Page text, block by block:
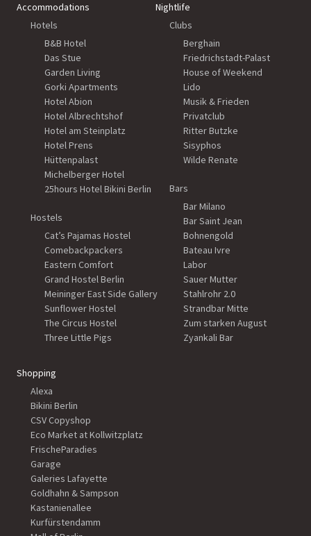
Accommodations
Hotels
B&B Hotel
Das Stue
Garden Living
Gorki Apartments
Hotel Abion
Hotel Albrechtshof
Hotel am Steinplatz
Hotel Prens
Hüttenpalast
Michelberger Hotel
25hours Hotel Bikini Berlin
Hostels
Cat’s Pajamas Hostel
Comebackpackers
Eastern Comfort
Grand Hostel Berlin
Meininger East Side Gallery
Sunflower Hostel
The Circus Hostel
Three Little Pigs
Nightlife
Clubs
Berghain
Friedrichstadt-Palast
House of Weekend
Lido
Musik & Frieden
Privatclub
Ritter Butzke
Sisyphos
Wilde Renate
Bars
Bar Milano
Bar Saint Jean
Bohnengold
Bateau Ivre
Labor
Sauer Mutter
Stahlrohr 2.0
Strandbar Mitte
Zum starken August
Zyankali Bar
Shopping
Alexa
Bikini Berlin
CSV Copyshop
Eco Market at Kollwitzplatz
FrischeParadies
Garage
Galeries Lafayette
Goldhahn & Sampson
Kastanienallee
Kurfürstendamm